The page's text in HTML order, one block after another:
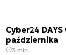
Cyber24
października
3 min.